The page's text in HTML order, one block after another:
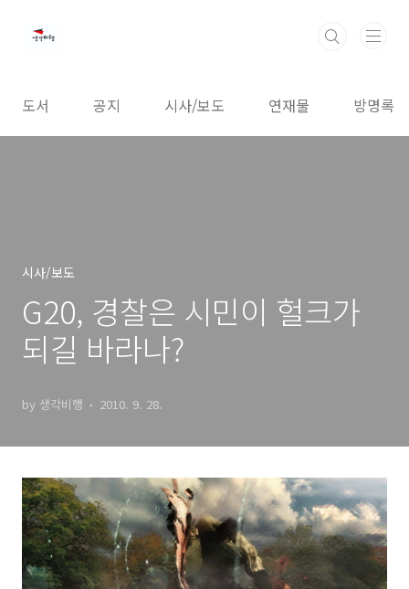
도서 공지 시사/보도 연재물 방명록
시사/보도
G20, 경찰은 시민이 헐크가
되길 바라나?
by 생각비행 2010. 9. 28.